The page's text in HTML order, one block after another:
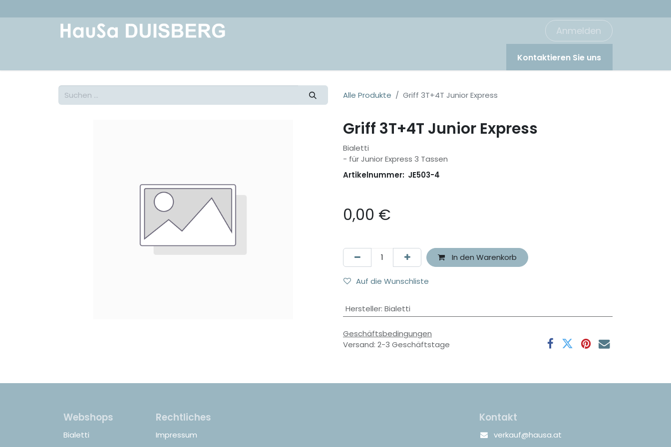
Anmelden
Kontaktieren Sie uns
Alle Produkte Griff 3T+4T Junior Express
Griff 3T+4T Junior Express
Bialetti
- für Junior Express 3 Tassen
Artikelnummer: JE503-4
0,00 €
In den Warenkorb
Auf die Wunschliste
Hersteller: Bialetti
Geschäftsbedingungen
Versand: 2-3 Geschäftstage
Webshops
Bialetti
Rechtliches
Impressum
Kontakt
verkauf@hausa.at